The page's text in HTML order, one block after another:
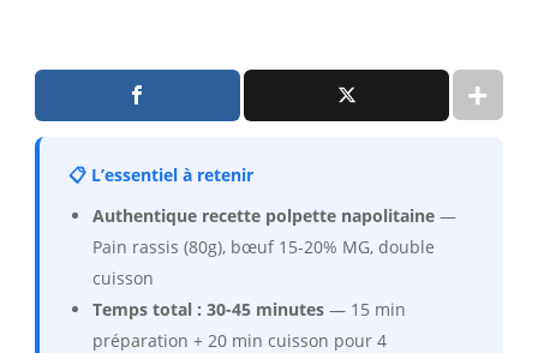
📋 L’essentiel à retenir
Authentique recette polpette napolitaine—
Pain rassis (80g), bœuf 15-20% MG, double
cuisson
Temps total : 30-45 minutes— 15 min
préparation + 20 min cuisson pour 4